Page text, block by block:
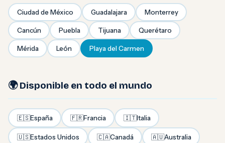
Ciudad de México Guadalajara Monterrey
Cancún Puebla Tijuana Querétaro
Mérida León Playa del Carmen
🌍 Disponible en todo el mundo
🇪🇸España 🇫🇷Francia 🇮🇹Italia
🇺🇸Estados Unidos 🇨🇦Canadá 🇦🇺Australia